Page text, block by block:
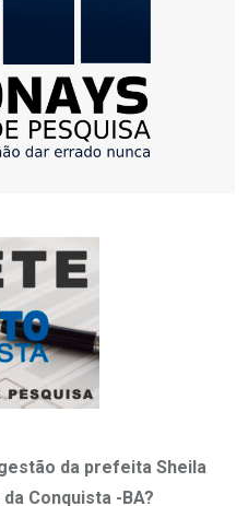
da prefeita Sheila
Conquista -BA?